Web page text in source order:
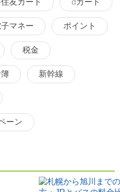
友カード dカード
子マネー ポイント
税金
新幹線
ーン